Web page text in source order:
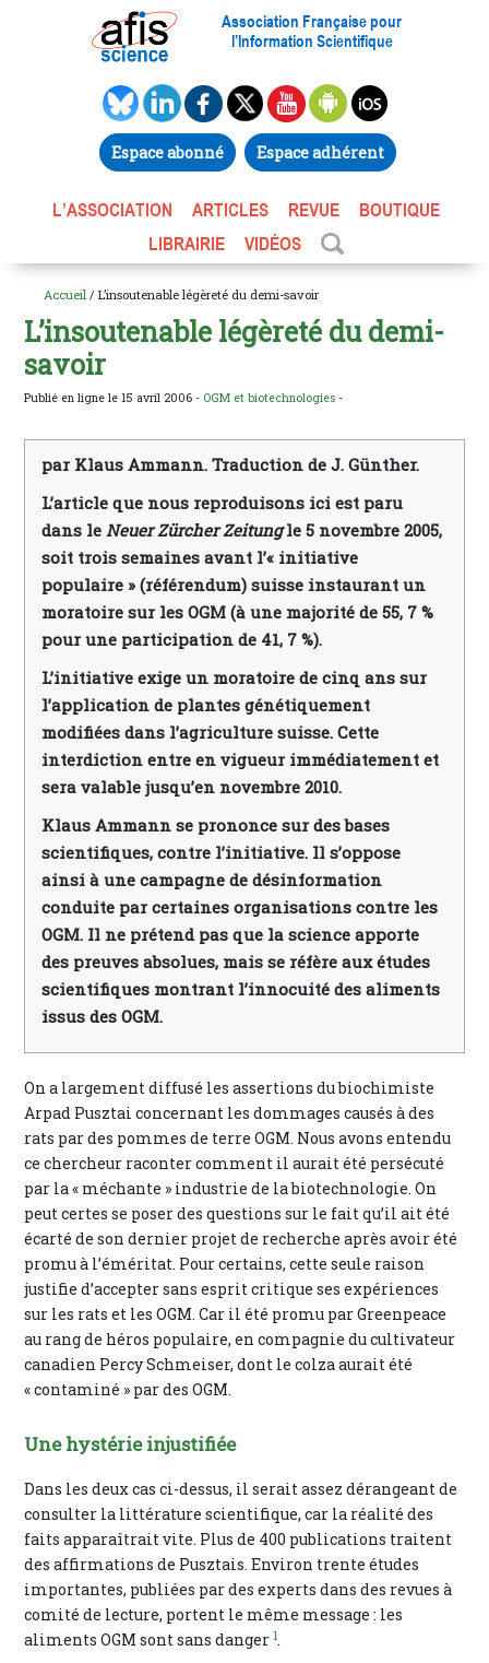
Association Française pour
l’Information Scientifique
Espace abonné Espace adhérent
L’ASSOCIATION ARTICLES REVUE
BOUTIQUE
LIBRAIRIE
VIDÉOS
Accueil / L’insoutenable légèreté du demi-savoir
L’insoutenable légèreté du demi-
savoir
Publié en ligne le 15 avril 2006 - OGM et biotechnologies -
par Klaus Ammann. Traduction de J. Günther.
L’article que nous reproduisons ici est paru
dans le Neuer Zürcher Zeitungle 5 novembre 2005,
soit trois semaines avant l’« initiative
populaire » (référendum) suisse instaurant un
moratoire sur les OGM (à une majorité de 55, 7 %
pour une participation de 41, 7 %).
L’initiative exige un moratoire de cinq ans sur
l’application de plantes génétiquement
modifiées dans l’agriculture suisse. Cette
interdiction entre en vigueur immédiatement et
sera valable jusqu’en novembre 2010.
Klaus Ammann se prononce sur des bases
scientifiques, contre l’initiative. Il s’oppose
ainsi à une campagne de désinformation
conduite par certaines organisations contre les
OGM. Il ne prétend pas que la science apporte
des preuves absolues, mais se réfère aux études
scientifiques montrant l’innocuité des aliments
issus des OGM.
On a largement diffusé les assertions du biochimiste
Arpad Pusztai concernant les dommages causés à des
rats par des pommes de terre OGM. Nous avons entendu
ce chercheur raconter comment il aurait été persécuté
par la « méchante » industrie de la biotechnologie. On
peut certes se poser des questions sur le fait qu’il ait été
écarté de son dernier projet de recherche après avoir été
promu à l’éméritat. Pour certains, cette seule raison
justifie d’accepter sans esprit critique ses expériences
sur les rats et les OGM. Car il été promu par Greenpeace
au rang de héros populaire, en compagnie du cultivateur
canadien Percy Schmeiser, dont le colza aurait été
« contaminé » par des OGM.
Une hystérie injustifiée
Dans les deux cas ci-dessus, il serait assez dérangeant de
consulter la littérature scientifique, car la réalité des
faits apparaîtrait vite. Plus de 400 publications traitent
des affirmations de Pusztais. Environ trente études
importantes, publiées par des experts dans des revues à
comité de lecture, portent le même message : les
aliments OGM sont sans danger 1.